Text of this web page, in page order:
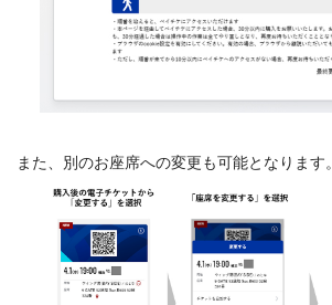
また、別のお座席への変更も可能となります。